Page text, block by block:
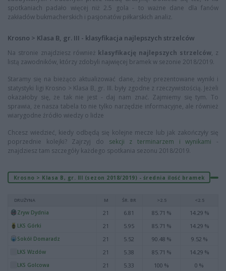
spotkaniach padało więcej niż 2.5 gola - to ważne dane dla fanów
zakładów bukmacherskich i pasjonatów piłkarskich analiz.
Krosno > Klasa B, gr. III - klasyfikacja najlepszych strzelców
Na stronie znajdziesz również klasyfikację najlepszych strzelców, z
listą zawodników, którzy zdobyli najwięcej bramek w sezonie 2018/2019.
Staramy się na bieżąco aktualizować dane, żeby prezentowane wyniki i
statystyki ligi Krosno > Klasa B, gr. III. były zgodne z rzeczywistością. Jeżeli
okazałoby się, że tak nie jest - daj nam znać. Zajmiemy się tym. To
sprawia, że nasza tabela to nie tylko narzędzie informacyjne, ale również
wiarygodne źródło wiedzy o lidze
Chcesz wiedzieć, kiedy odbędą się kolejne mecze lub jak zakończyły się
poprzednie kolejki? Zajrzyj do sekcji z terminarzem i wynikami -
znajdziesz tam szczegóły każdego spotkania sezonu 2018/2019.
Krosno > Klasa B, gr. III (sezon 2018/2019) - średnia ilość bramek
DRUŻYNA M ŚR. BR >2.5 <2.5
Zryw Dydnia 21 6.81 85.71 % 14.29 %
LKS Górki 21 5.95 85.71 % 14.29 %
Sokół Domaradz 21 5.52 90.48 % 9.52 %
LKS Wzdów 21 5.38 85.71 % 14.29 %
LKS Golcowa 21 5.33 100 % 0 %